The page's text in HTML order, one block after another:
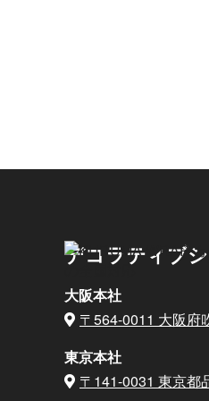
デコラティブ
大阪本社
〒564-0011 大阪府
東京本社
〒141-0031 東京都